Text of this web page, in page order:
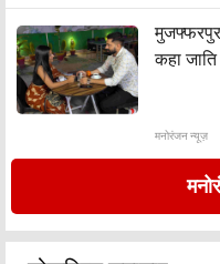
कहा
मनोरंजन न्यूज़